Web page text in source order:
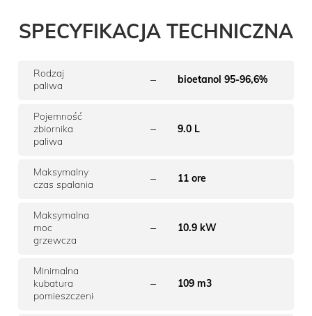
SPECYFIKACJA TECHNICZNA
Rodzaj
paliwa
– bioetanol 95-96,6%
Pojemność
zbiornika
paliwa
– 9.0 L
Maksymalny
czas spalania
– 11 ore
Maksymalna
moc
grzewcza
– 10.9 kW
Minimalna
kubatura
pomieszczenia
– 109 m3